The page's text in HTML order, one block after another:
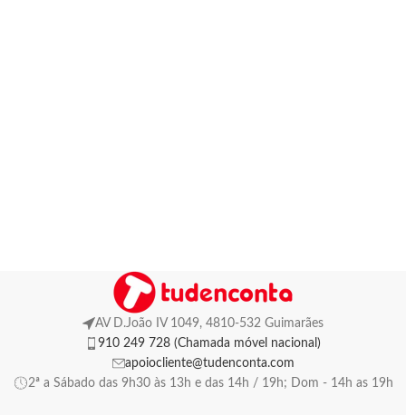
AV D.João IV 1049, 4810-532 Guimarães
910 249 728 (Chamada móvel nacional)
apoiocliente@tudenconta.com
2ª a Sábado das 9h30 às 13h e das 14h / 19h; Dom - 14h as 19h